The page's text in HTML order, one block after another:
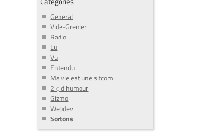
General
Vide-Grenier
Radio
Lu
Vu
Entendu
Ma vie est une sitcom
2 ¢ d'humour
Gizmo
Webdev
Sortons